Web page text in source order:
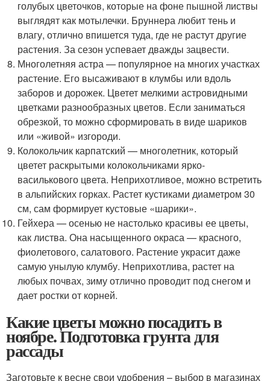
голубых цветочков, которые на фоне пышной листвы
выглядят как мотылечки. Бруннера любит тень и
влагу, отлично впишется туда, где не растут другие
растения. За сезон успевает дважды зацвести.
Многолетняя астра — популярное на многих участках
растение. Его высаживают в клумбы или вдоль
заборов и дорожек. Цветет мелкими астровидными
цветками разнообразных цветов. Если заниматься
обрезкой, то можно сформировать в виде шариков
или «живой» изгороди.
Колокольчик карпатский — многолетник, который
цветет раскрытыми колокольчиками ярко-
василькового цвета. Неприхотливое, можно встретить
в альпийских горках. Растет кустиками диаметром 30
см, сам формирует кустовые «шарики».
Гейхера — осенью не настолько красивы ее цветы,
как листва. Она насыщенного окраса — красного,
фиолетового, салатового. Растение украсит даже
самую унылую клумбу. Неприхотлива, растет на
любых почвах, зиму отлично проводит под снегом и
дает ростки от корней.
Какие цветы можно посадить в
ноябре. Подготовка грунта для
рассады
Заготовьте к весне свои удобрения – выбор в магазинах